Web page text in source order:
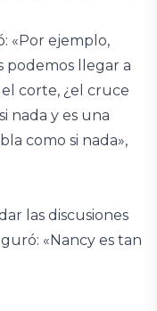
«Por ejemplo,
podemos llegar a
corte, ¿el cruce
nada y es una
como si nada»,
las discusiones
«Nancy es tan